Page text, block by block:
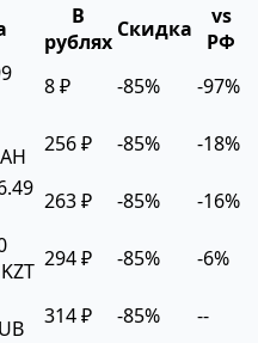
В
рублях Скидка
vs
РФ
8 ₽ -85% -97%
256 ₽ -85% -18%
263 ₽ -85% -16%
294 ₽ -85% -6%
314 ₽ -85% --